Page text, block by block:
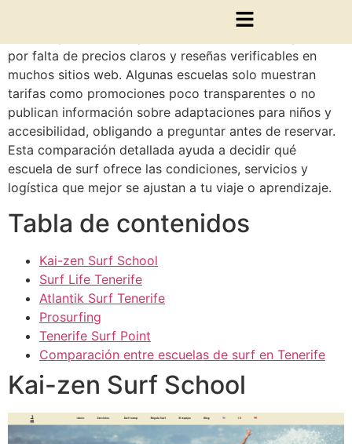
Organizar clases de surf en Tenerife con material
por falta de precios claros y reseñas verificables en
muchos sitios web. Algunas escuelas solo muestran
tarifas como promociones poco transparentes o no
publican información sobre adaptaciones para niños y
accesibilidad, obligando a preguntar antes de reservar.
Esta comparación detallada ayuda a decidir qué
escuela de surf ofrece las condiciones, servicios y
logística que mejor se ajustan a tu viaje o aprendizaje.
Tabla de contenidos
Kai-zen Surf School
Surf Life Tenerife
Atlantik Surf Tenerife
Prosurfing
Tenerife Surf Point
Comparación entre escuelas de surf en Tenerife
Kai-zen Surf School